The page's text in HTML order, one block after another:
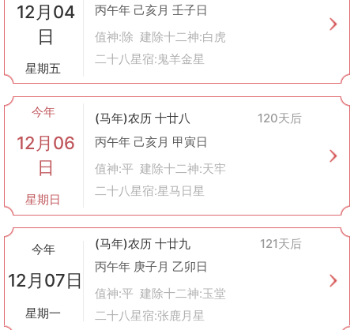
12月04
日
星期五
丙午年 己亥月 壬子日
值神:除 建除十二神:白虎
二十八星宿:鬼羊金星
今年
12月06
日
星期日
(马年)农历 十廿八
120天后
丙午年 己亥月 甲寅日
值神:平 建除十二神:天牢
二十八星宿:星马日星
今年
12月07日
星期一
(马年)农历 十廿九
121天后
丙午年 庚子月 乙卯日
值神:平 建除十二神:玉堂
二十八星宿:张鹿月星